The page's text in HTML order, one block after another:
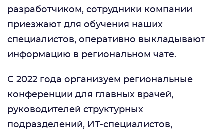
разработчиком, сотрудники компании
приезжают для обучения наших
специалистов, оперативно выкладывают
информацию в региональном чате.
С 2022 года организуем региональные
конференции для главных врачей,
руководителей структурных
подразделений, ИТ-специалистов,